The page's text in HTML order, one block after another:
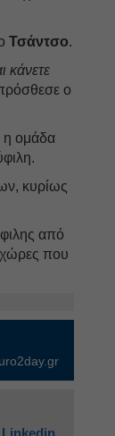
Τσάντσο.
κάνετε
ο
η ομάδα
κυρίως
από
που
Linkedin